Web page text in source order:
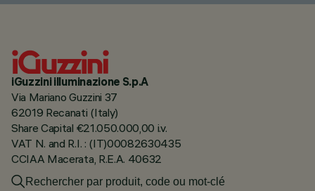
iGuzzini illuminazione S.p.A
Via Mariano Guzzini 37
62019 Recanati (Italy)
Share Capital €21.050.000,00 i.v.
VAT N. and R.I. : (IT)00082630435
CCIAA Macerata, R.E.A. 40632